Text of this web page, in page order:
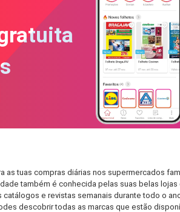
tuas compras diárias nos supermercados
também é conhecida pelas suas belas lojas
e revistas semanais durante todo o
descobrir todas as marcas que estão